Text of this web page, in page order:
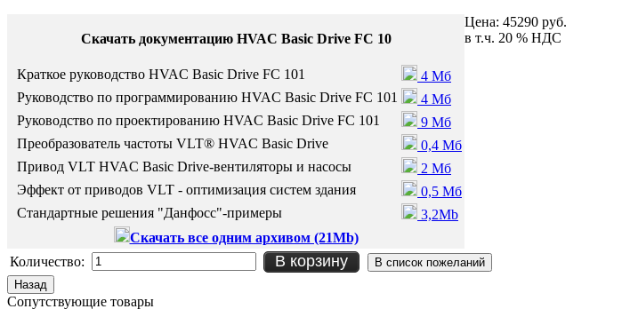
Скачать документацию HVAC Basic Drive FC 10
Краткое руководство HVAC Basic Drive FC 101
4 Мб
Руководство по программированию HVAC Basic Drive FC 101
4 Мб
Руководство по проектированию HVAC Basic Drive FC 101
9 Мб
Преобразователь частоты VLT® HVAC Basic Drive
0,4 Мб
Привод VLT HVAC Basic Drive-вентиляторы и насосы
2 Мб
Эффект от приводов VLT - оптимизация систем здания
0,5 Мб
Стандартные решения "Данфосс"-примеры
3,2Mb
Скачать все одним архивом (21Mb)
Цена: 45290 руб.
в т.ч. 20 % НДС
Количество: В корзину
Сопутствующие товары